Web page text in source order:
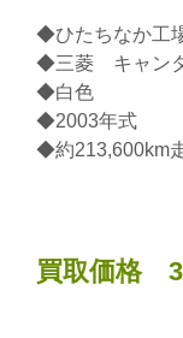
◆ひたちなか工
◆三菱 キャンタ
◆白色
◆2003年式
◆約213,600km
買取価格